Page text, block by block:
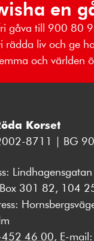
en
gåva till 900 80
rädda liv och ge
och världen
Korset
8711 | BG
Box 301 82, 104
46 00, E-mail: